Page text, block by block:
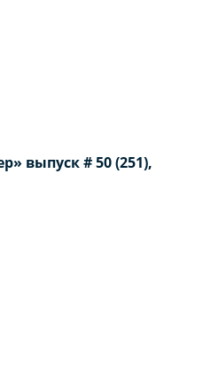
выпуск # 50 (251),